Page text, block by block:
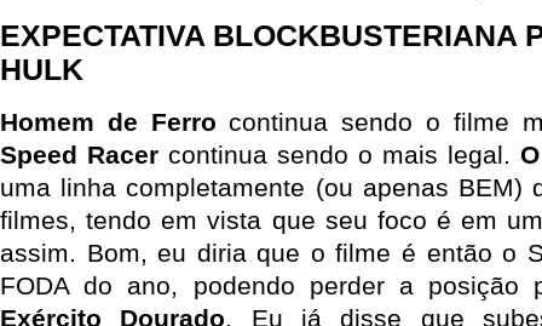
EXPECTATIVA BLOCKBUSTERIANA
HULK
Homem de Ferro continua sendo o filme
Speed Racer continua sendo o mais legal.
uma linha completamente (ou apenas BEM)
filmes, tendo em vista que seu foco é em
assim. Bom, eu diria que o filme é então o
FODA do ano, podendo perder a posição
Exército Dourado. Eu já disse que